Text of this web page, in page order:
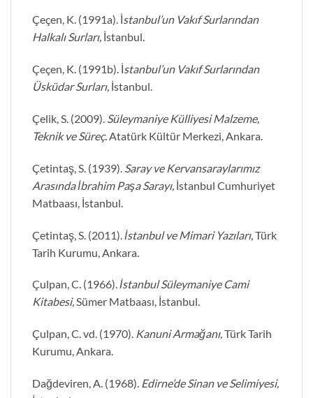
Çeçen, K. (1991a). İstanbul’un Vakıf Surlarından
Halkalı Surları, İstanbul.
Çeçen, K. (1991b). İstanbul’un Vakıf Surlarından
Üsküdar Surları, İstanbul.
Çelik, S. (2009). Süleymaniye Külliyesi Malzeme,
Teknik ve Süreç.Atatürk Kültür Merkezi, Ankara.
Çetintaş, S. (1939). Saray ve Kervansaraylarımız
Arasında İbrahim Paşa Sarayı, İstanbul Cumhuriyet
Matbaası, İstanbul.
Çetintaş, S. (2011). İstanbul ve Mimari Yazıları, Türk
Tarih Kurumu, Ankara.
Çulpan, C. (1966). İstanbul Süleymaniye Cami
Kitabesi,Sümer Matbaası, İstanbul.
Çulpan, C. vd. (1970). Kanuni Armağanı,Türk Tarih
Kurumu, Ankara.
Dağdeviren, A. (1968). Edirne’de Sinan ve Selimiyesi,